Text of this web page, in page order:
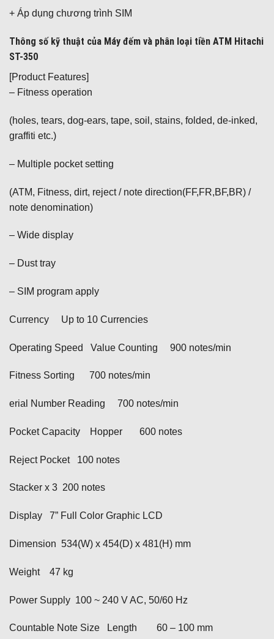
+ Áp dụng chương trình SIM
Thông số kỹ thuật của Máy đếm và phân loại tiền ATM Hitachi
ST-350
[Product Features]
– Fitness operation
(holes, tears, dog-ears, tape, soil, stains, folded, de-inked,
graffiti etc.)
– Multiple pocket setting
(ATM, Fitness, dirt, reject / note direction(FF,FR,BF,BR) /
note denomination)
– Wide display
– Dust tray
– SIM program apply
Currency Up to 10 Currencies
Operating Speed Value Counting 900 notes/min
Fitness Sorting 700 notes/min
erial Number Reading 700 notes/min
Pocket Capacity Hopper 600 notes
Reject Pocket 100 notes
Stacker x 3 200 notes
Display 7” Full Color Graphic LCD
Dimension 534(W) x 454(D) x 481(H) mm
Weight 47 kg
Power Supply 100 ~ 240 V AC, 50/60 Hz
Countable Note Size Length 60 – 100 mm